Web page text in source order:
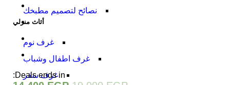
نصائح لتصميم مطبخك
أثاث منزلي
غرف نوم
غرف اطفال وشباب
غرف سفر
Deals ends in: